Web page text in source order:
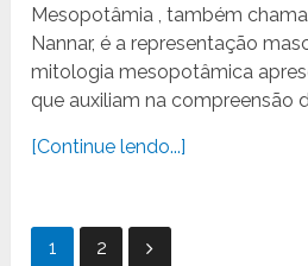
Mesopotâmia , também
Nannar, é a representação
mitologia mesopotâmica
que auxiliam na compreensão
[Continue lendo...]
Paginação
1 2